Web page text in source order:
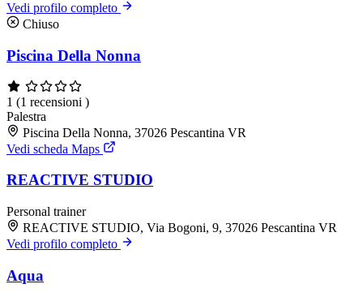
Vedi profilo completo
Chiuso
Piscina Della Nonna
1 (1 recensioni )
Palestra
Piscina Della Nonna, 37026 Pescantina VR
Vedi scheda Maps
REACTIVE STUDIO
Personal trainer
REACTIVE STUDIO, Via Bogoni, 9, 37026 Pescantina VR
Vedi profilo completo
Aqua